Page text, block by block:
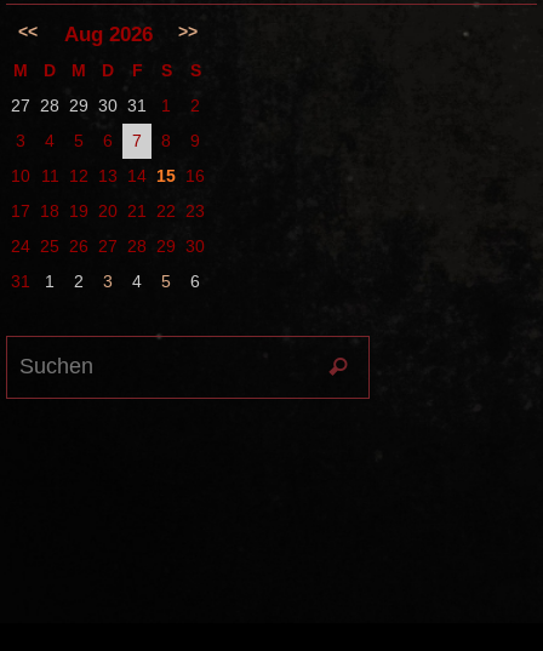
<< Aug 2026
>>
M
D M D F S
S
27
28 29 30 31 1
2
3
4 5 6 7 8
9
10
11 12 13 14 15 16
17
18 19 20 21 22
23
24 25 26 27 28 29 30
31
1 2 3 4 5 6
Suchen